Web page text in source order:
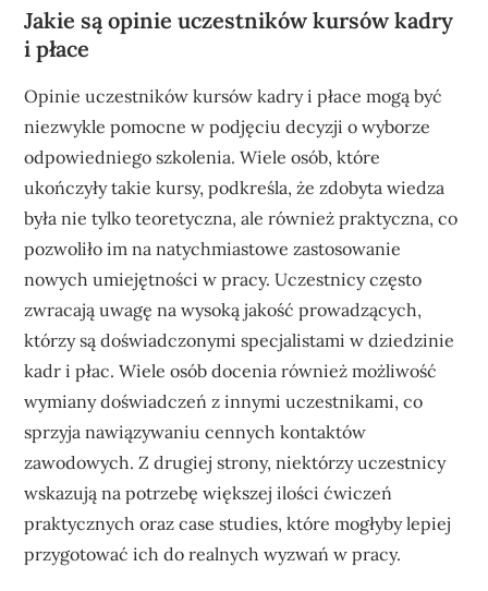
Jakie są opinie uczestników kursów kadry
i płace
Opinie uczestników kursów kadry i płace mogą być
niezwykle pomocne w podjęciu decyzji o wyborze
odpowiedniego szkolenia. Wiele osób, które
ukończyły takie kursy, podkreśla, że zdobyta wiedza
była nie tylko teoretyczna, ale również praktyczna, co
pozwoliło im na natychmiastowe zastosowanie
nowych umiejętności w pracy. Uczestnicy często
zwracają uwagę na wysoką jakość prowadzących,
którzy są doświadczonymi specjalistami w dziedzinie
kadr i płac. Wiele osób docenia również możliwość
wymiany doświadczeń z innymi uczestnikami, co
sprzyja nawiązywaniu cennych kontaktów
zawodowych. Z drugiej strony, niektórzy uczestnicy
wskazują na potrzebę większej ilości ćwiczeń
praktycznych oraz case studies, które mogłyby lepiej
przygotować ich do realnych wyzwań w pracy.